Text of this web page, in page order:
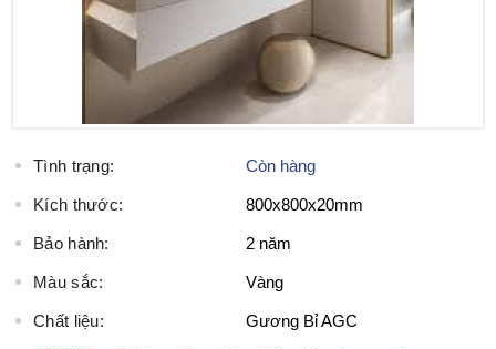
Tình trạng: Còn hàng
Kích thước: 800x800x20mm
Bảo hành: 2 năm
Màu sắc: Vàng
Chất liệu: Gương Bỉ AGC